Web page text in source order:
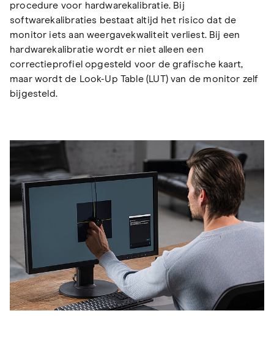
procedure voor hardwarekalibratie. Bij
softwarekalibraties bestaat altijd het risico dat de
monitor iets aan weergavekwaliteit verliest. Bij een
hardwarekalibratie wordt er niet alleen een
correctieprofiel opgesteld voor de grafische kaart,
maar wordt de Look-Up Table (LUT) van de monitor zelf
bijgesteld.